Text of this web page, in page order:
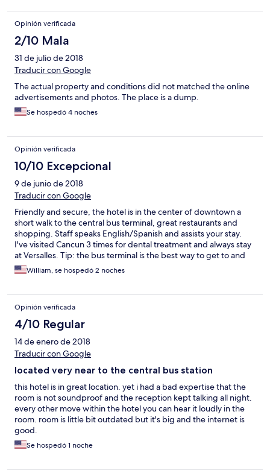
Opinión verificada
2/10 Mala
31 de julio de 2018
Traducir con Google
The actual property and conditions did not matched the online
advertisements and photos. The place is a dump.
Se hospedó 4 noches
Opinión verificada
10/10 Excepcional
9 de junio de 2018
Traducir con Google
Friendly and secure, the hotel is in the center of downtown a
short walk to the central bus terminal, great restaurants and
shopping. Staff speaks English/Spanish and assists your stay.
I've visited Cancun 3 times for dental treatment and always stay
at Versalles. Tip: the bus terminal is the best way to get to and
from the airport on a non-stop, modern express bus. Pickup and
delivery in front of all airport terminals. Ticket costs $4. No
William
William, se hospedó 2 noches
Opinión verificada
4/10 Regular
14 de enero de 2018
Traducir con Google
located very near to the central bus station
this hotel is in great location. yet i had a bad expertise that the
room is not soundproof and the reception kept talking all night.
every other move within the hotel you can hear it loudly in the
room. room is little bit outdated but it's big and the internet is
good.
Se hospedó 1 noche